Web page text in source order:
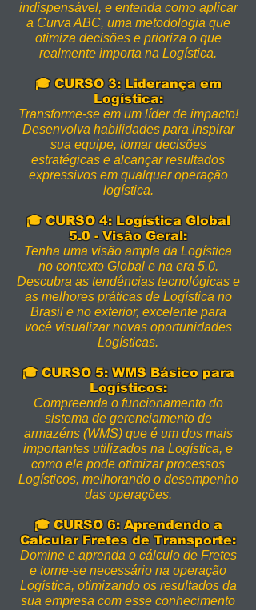
indispensável, e entenda como aplicar
a Curva ABC, uma metodologia que
otimiza decisões e prioriza o que
realmente importa na Logística.
🎓 CURSO 3: Liderança em
Logística:
Transforme-se em um líder de impacto!
Desenvolva habilidades para inspirar
sua equipe, tomar decisões
estratégicas e alcançar resultados
expressivos em qualquer operação
logística.
🎓 CURSO 4: Logística Global
5.0 - Visão Geral:
Tenha uma visão ampla da Logística
no contexto Global e na era 5.0.
Descubra as tendências tecnológicas e
as melhores práticas de Logística no
Brasil e no exterior, excelente para
você visualizar novas oportunidades
Logísticas.
🎓 CURSO 5: WMS Básico para
Logísticos:
Compreenda o funcionamento do
sistema de gerenciamento de
armazéns (WMS) que é um dos mais
importantes utilizados na Logística, e
como ele pode otimizar processos
Logísticos, melhorando o desempenho
das operações.
🎓 CURSO 6: Aprendendo a
Calcular Fretes de Transporte:
Domine e aprenda o cálculo de Fretes
e torne-se necessário na operação
Logística, otimizando os resultados da
sua empresa com esse conhecimento